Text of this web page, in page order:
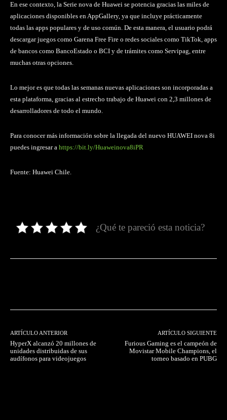
En ese contexto, la Serie nova de Huawei se potencia gracias las miles de
aplicaciones disponibles en AppGallery, ya que incluye prácticamente
todas las apps populares y de uso común. De esta manera, el usuario podrá
descargar juegos como Garena Free Fire o redes sociales como TikTok, apps
de bancos como BancoEstado o BCI y de trámites como Servipag, entre
muchas otras opciones.
Lo mejor es que todas las semanas nuevas aplicaciones son incorporadas a
esta plataforma, gracias al estrecho trabajo de Huawei con 2,3 millones de
desarrolladores de todo el mundo.
Para conocer más información sobre la llegada del nuevo HUAWEI nova 8i
puedes ingresar a https://bit.ly/Huaweinova8iPR
Fuente: Huawei Chile.
¿Qué te pareció esta noticia?
ARTÍCULO ANTERIOR
HyperX alcanzó 20 millones de
unidades distribuidas de sus
audífonos para videojuegos
ARTÍCULO SIGUIENTE
Furious Gaming es el campeón de
Movistar Mobile Champions, el
torneo basado en PUBG